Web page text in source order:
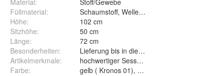
Material:
Stoff/Gewebe
Füllmaterial:
Schaumstoff, Wellenfedern
Höhe:
102 cm
Sitzhöhe:
50 cm
Länge:
72 cm
Besonderheiten:
Lieferung bis in die Wohnung
Artikelmerkmale:
hochwertiger Sessel, designer Sessel, luxus
Farbe: